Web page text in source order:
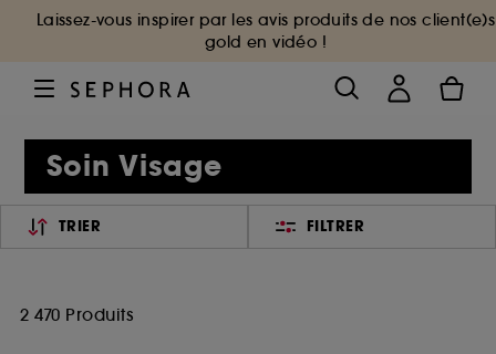
Laissez-vous inspirer par les avis produits de nos client(e)s
gold en vidéo !
Soin Visage
TRIER FILTRER
2 470 Produits